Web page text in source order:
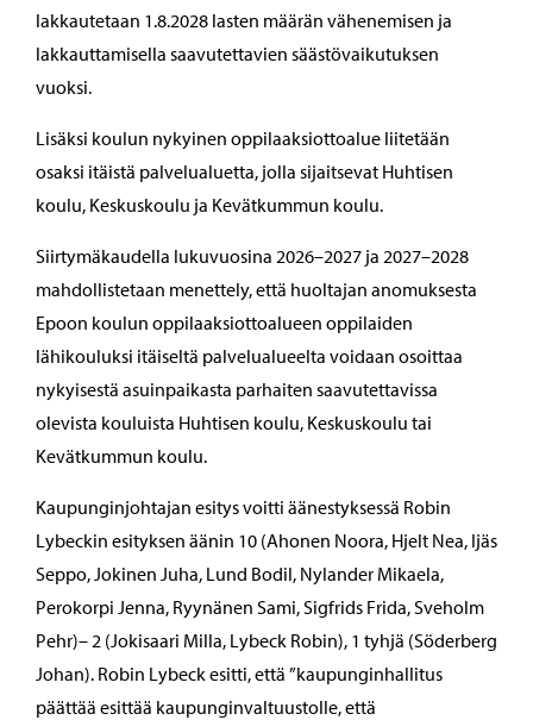
lakkautetaan 1.8.2028 lasten määrän vähenemisen ja
lakkauttamisella saavutettavien säästövaikutuksen
vuoksi.
Lisäksi koulun nykyinen oppilaaksiottoalue liitetään
osaksi itäistä palvelualuetta, jolla sijaitsevat Huhtisen
koulu, Keskuskoulu ja Kevätkummun koulu.
Siirtymäkaudella lukuvuosina 2026–2027 ja 2027–2028
mahdollistetaan menettely, että huoltajan anomuksesta
Epoon koulun oppilaaksiottoalueen oppilaiden
lähikouluksi itäiseltä palvelualueelta voidaan osoittaa
nykyisestä asuinpaikasta parhaiten saavutettavissa
olevista kouluista Huhtisen koulu, Keskuskoulu tai
Kevätkummun koulu.
Kaupunginjohtajan esitys voitti äänestyksessä Robin
Lybeckin esityksen äänin 10 (Ahonen Noora, Hjelt Nea, Ijäs
Seppo, Jokinen Juha, Lund Bodil, Nylander Mikaela,
Perokorpi Jenna, Ryynänen Sami, Sigfrids Frida, Sveholm
Pehr)– 2 (Jokisaari Milla, Lybeck Robin), 1 tyhjä (Söderberg
Johan). Robin Lybeck esitti, että ”kaupunginhallitus
päättää esittää kaupunginvaltuustolle, että